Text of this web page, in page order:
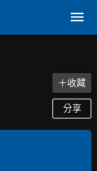
＋收藏
分享